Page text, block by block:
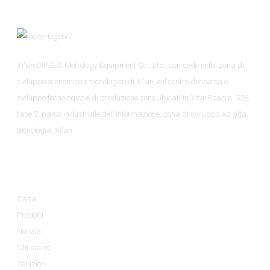
Xi'an DIPSEC Metrology Equipment Co., Ltd., con sede nella zona di
sviluppo economico e tecnologico di Xi'an, e il centro di ricerca e
sviluppo tecnologico e di produzione sono ubicati in Xitai Road n. 526,
fase 2, parco industriale dell'informazione, zona di sviluppo ad alta
tecnologia, Xi'an.
Casa
Prodotti
Notizia
Chi siamo
Soluzioni